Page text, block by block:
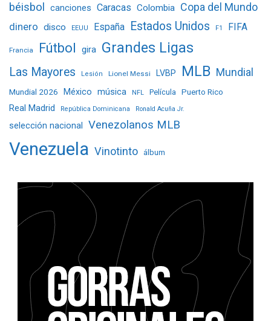
béisbol canciones Caracas Colombia Copa del Mundo
dinero disco EEUU España Estados Unidos F1 FIFA
Francia Fútbol gira Grandes Ligas
Las Mayores Lesión Lionel Messi LVBP MLB Mundial
Mundial 2026 México música NFL Película Puerto Rico
Real Madrid República Dominicana Ronald Acuña Jr.
selección nacional Venezolanos MLB
Venezuela Vinotinto álbum